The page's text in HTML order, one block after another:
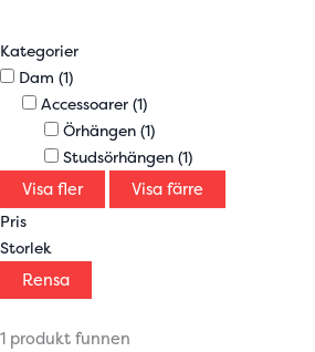
Kategorier
Dam (1)
Accessoarer (1)
Örhängen (1)
Studsörhängen (1)
Visa fler Visa färre
Pris
Storlek
Rensa
1 produkt funnen